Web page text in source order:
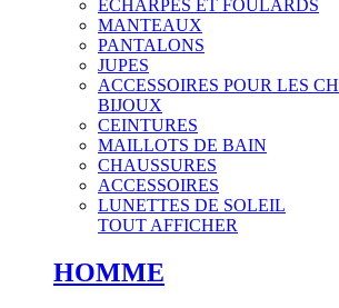
ÉCHARPES ET FOULARDS
MANTEAUX
PANTALONS
JUPES
ACCESSOIRES POUR LES
BIJOUX
CEINTURES
MAILLOTS DE BAIN
CHAUSSURES
ACCESSOIRES
LUNETTES DE SOLEIL
TOUT AFFICHER
HOMME